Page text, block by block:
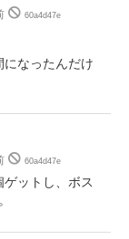
60a4d47e
なったんだけ
60a4d47e
ットし、ボス